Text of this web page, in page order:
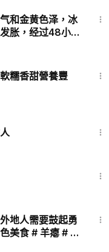
和金黄色泽，冰
胀，经过48小时
划 # 粤菜 # 白切
糯香甜營養豐
地人需要鼓起勇
美食 # 羊瘪 # 黑